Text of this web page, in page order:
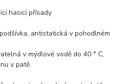
hasicí přísady
antistatická v pohodlném
v mýdlové vodě do 40 ° C,
v patě